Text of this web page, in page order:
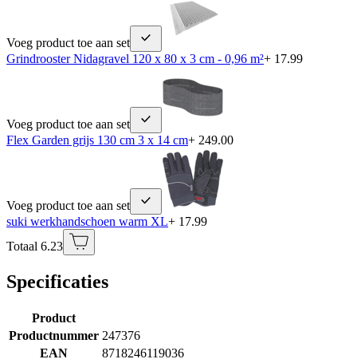
Voeg product toe aan set
Grindrooster Nidagravel 120 x 80 x 3 cm - 0,96 m²+ 17.99
Voeg product toe aan set
Flex Garden grijs 130 cm 3 x 14 cm+ 249.00
Voeg product toe aan set
suki werkhandschoen warm XL+ 17.99
Totaal 6.23
Specificaties
Product
Productnummer 247376
EAN
8718246119036